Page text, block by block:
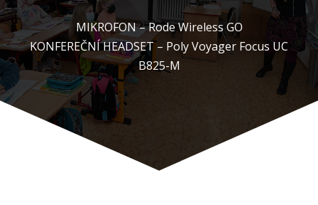
MIKROFON – Rode Wireless GO
KONFEREČNÍ HEADSET – Poly Voyager Focus UC
B825-M